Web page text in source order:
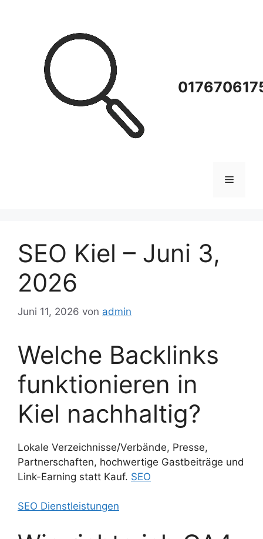
Menü
SEO Kiel – Juni 3,
2026
Juni 11, 2026 von admin
Welche Backlinks
funktionieren in
Kiel nachhaltig?
Lokale Verzeichnisse/Verbände, Presse,
Partnerschaften, hochwertige Gastbeiträge und
Link-Earning statt Kauf. SEO
SEO Dienstleistungen